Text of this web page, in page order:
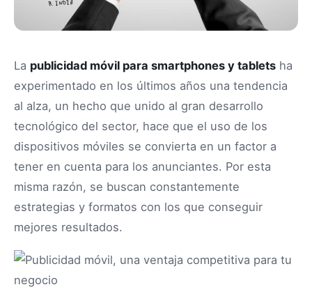
La publicidad móvil para smartphones y tablets ha
experimentado en los últimos años una tendencia
al alza, un hecho que unido al gran desarrollo
tecnológico del sector, hace que el uso de los
dispositivos móviles se convierta en un factor a
tener en cuenta para los anunciantes. Por esta
misma razón, se buscan constantemente
estrategias y formatos con los que conseguir
mejores resultados.